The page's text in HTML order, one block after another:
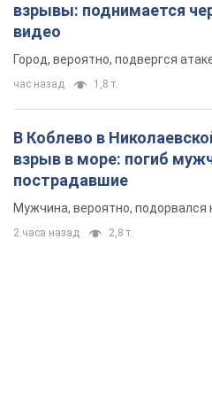
взрывы: поднимается
видео
Город, вероятно, подвергся
час назад 1,8 т.
В Коблево в
взрыв в море: погиб
пострадавшие
Мужчина, вероятно, подорвался
2 часа назад 2,8 т.